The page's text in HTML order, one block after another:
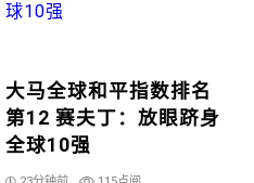
大马全球和平指数排名
第12 赛夫丁：放眼跻身
全球10强